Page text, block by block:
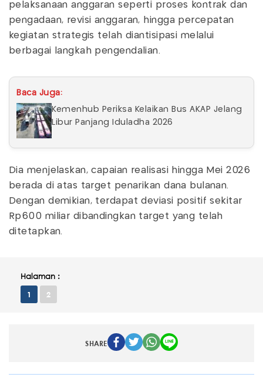
pelaksanaan anggaran seperti proses kontrak dan
pengadaan, revisi anggaran, hingga percepatan
kegiatan strategis telah diantisipasi melalui
berbagai langkah pengendalian.
Baca Juga:
Kemenhub Periksa Kelaikan Bus AKAP Jelang
Libur Panjang Iduladha 2026
Dia menjelaskan, capaian realisasi hingga Mei 2026
berada di atas target penarikan dana bulanan.
Dengan demikian, terdapat deviasi positif sekitar
Rp600 miliar dibandingkan target yang telah
ditetapkan.
Halaman :
1 2
SHARE